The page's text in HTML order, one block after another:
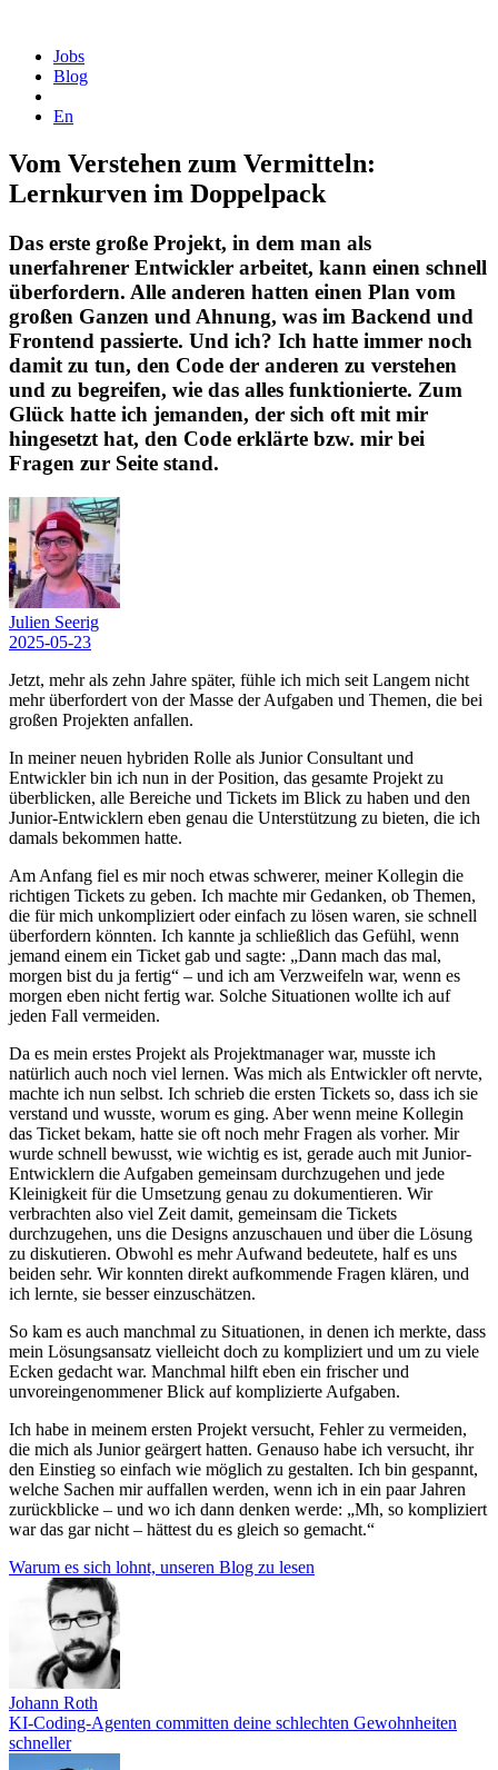
Jobs
Blog
En
Vom Verstehen zum Vermitteln:
Lernkurven im Doppelpack
Das erste große Projekt, in dem man als
unerfahrener Entwickler arbeitet, kann einen schnell
überfordern. Alle anderen hatten einen Plan vom
großen Ganzen und Ahnung, was im Backend und
Frontend passierte. Und ich? Ich hatte immer noch
damit zu tun, den Code der anderen zu verstehen
und zu begreifen, wie das alles funktionierte. Zum
Glück hatte ich jemanden, der sich oft mit mir
hingesetzt hat, den Code erklärte bzw. mir bei
Fragen zur Seite stand.
Julien Seerig
2025-05-23
Jetzt, mehr als zehn Jahre später, fühle ich mich seit Langem nicht
mehr überfordert von der Masse der Aufgaben und Themen, die bei
großen Projekten anfallen.
In meiner neuen hybriden Rolle als Junior Consultant und
Entwickler bin ich nun in der Position, das gesamte Projekt zu
überblicken, alle Bereiche und Tickets im Blick zu haben und den
Junior-Entwicklern eben genau die Unterstützung zu bieten, die ich
damals bekommen hatte.
Am Anfang fiel es mir noch etwas schwerer, meiner Kollegin die
richtigen Tickets zu geben. Ich machte mir Gedanken, ob Themen,
die für mich unkompliziert oder einfach zu lösen waren, sie schnell
überfordern könnten. Ich kannte ja schließlich das Gefühl, wenn
jemand einem ein Ticket gab und sagte: „Dann mach das mal,
morgen bist du ja fertig“ – und ich am Verzweifeln war, wenn es
morgen eben nicht fertig war. Solche Situationen wollte ich auf
jeden Fall vermeiden.
Da es mein erstes Projekt als Projektmanager war, musste ich
natürlich auch noch viel lernen. Was mich als Entwickler oft nervte,
machte ich nun selbst. Ich schrieb die ersten Tickets so, dass ich sie
verstand und wusste, worum es ging. Aber wenn meine Kollegin
das Ticket bekam, hatte sie oft noch mehr Fragen als vorher. Mir
wurde schnell bewusst, wie wichtig es ist, gerade auch mit Junior-
Entwicklern die Aufgaben gemeinsam durchzugehen und jede
Kleinigkeit für die Umsetzung genau zu dokumentieren. Wir
verbrachten also viel Zeit damit, gemeinsam die Tickets
durchzugehen, uns die Designs anzuschauen und über die Lösung
zu diskutieren. Obwohl es mehr Aufwand bedeutete, half es uns
beiden sehr. Wir konnten direkt aufkommende Fragen klären, und
ich lernte, sie besser einzuschätzen.
So kam es auch manchmal zu Situationen, in denen ich merkte, dass
mein Lösungsansatz vielleicht doch zu kompliziert und um zu viele
Ecken gedacht war. Manchmal hilft eben ein frischer und
unvoreingenommener Blick auf komplizierte Aufgaben.
Ich habe in meinem ersten Projekt versucht, Fehler zu vermeiden,
die mich als Junior geärgert hatten. Genauso habe ich versucht, ihr
den Einstieg so einfach wie möglich zu gestalten. Ich bin gespannt,
welche Sachen mir auffallen werden, wenn ich in ein paar Jahren
zurückblicke – und wo ich dann denken werde: „Mh, so kompliziert
war das gar nicht – hättest du es gleich so gemacht.“
Warum es sich lohnt, unseren Blog zu lesen
Johann Roth
KI-Coding-Agenten committen deine schlechten Gewohnheiten
schneller